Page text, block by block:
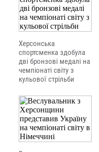
Херсонська
спортсменка здобула
дві бронзові медалі на
чемпіонаті світу з
кульової стрільби